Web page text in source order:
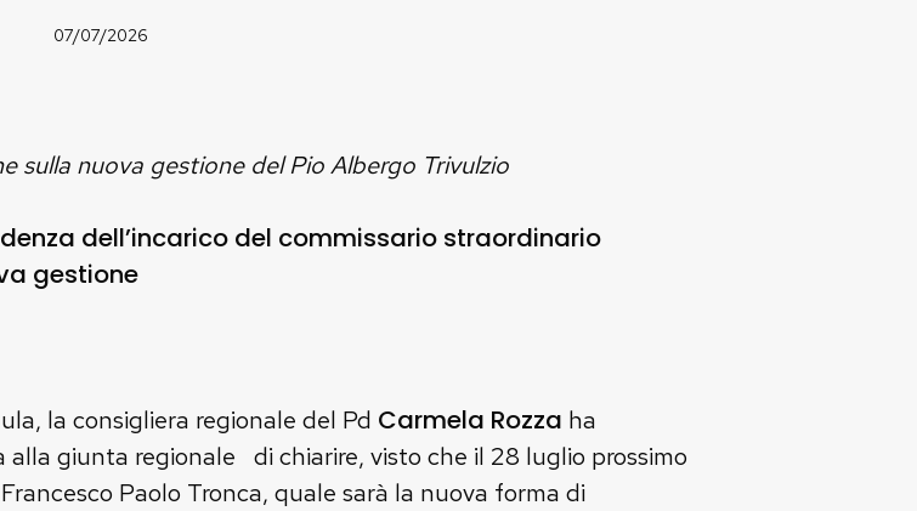
07/07/2026
sulla nuova gestione del Pio Albergo Trivulzio
dell’incarico del commissario straordinario
gestione
la consigliera regionale del Pd Carmela Rozza ha
alla giunta regionale di chiarire, visto che il 28 luglio prossimo
Paolo Tronca, quale sarà la nuova forma di